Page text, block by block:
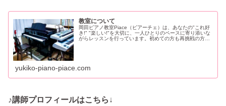
教室について
岡田ピアノ教室Piace（ピアーチェ）は、あなたの"これ好
き!" "楽しい!"を大切に、一人ひとりのペースに寄り添いな
がらレッスンを行っています。初めての方も再挑戦の方
yukiko-piano-piace.com
♪講師プロフィールはこちら ↓